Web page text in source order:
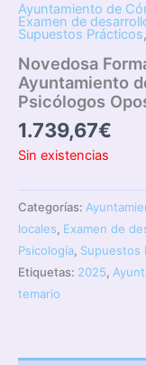
Ayuntamiento de
Examen de
Supuestos Prácticos,
Novedosa
Ayuntamiento
Psicólogos
1.739,67€
Sin existencias
Categorías:
locales, Examen de
Psicología, Supuestos
Etiquetas: 2025,
temario